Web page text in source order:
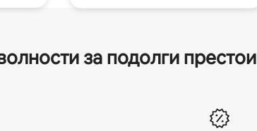
за подолги престои